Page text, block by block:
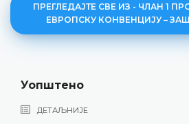
ПРЕГЛЕДАЈТЕ СВЕ ИЗ - ЧЛАН 1
ЕВРОПСКУ КОНВЕНЦИЈУ –
Уопштено
ДЕТАЉНИЈЕ